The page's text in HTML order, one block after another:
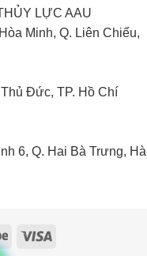
LỰC AAU
Minh, Q. Liên Chiểu,
Đức, TP. Hồ Chí
6, Q. Hai Bà Trưng, Hà